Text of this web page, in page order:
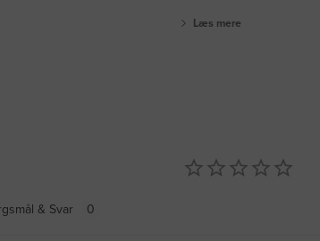
Læs mere
& Svar